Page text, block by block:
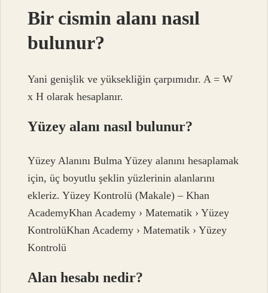
Bir cismin alanı nasıl
bulunur?
Yani genişlik ve yüksekliğin çarpımıdır. A = W
x H olarak hesaplanır.
Yüzey alanı nasıl bulunur?
Yüzey Alanını Bulma Yüzey alanını hesaplamak
için, üç boyutlu şeklin yüzlerinin alanlarını
ekleriz. Yüzey Kontrolü (Makale) – Khan
AcademyKhan Academy › Matematik › Yüzey
KontrolüKhan Academy › Matematik › Yüzey
Kontrolü
Alan hesabı nedir?